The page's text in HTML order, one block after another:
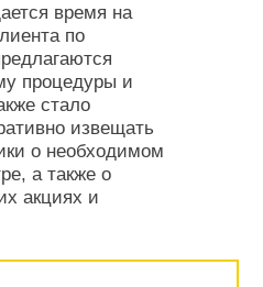
время на
по
процедуры и
стало
извещать
о необходимом
а также о
акциях и